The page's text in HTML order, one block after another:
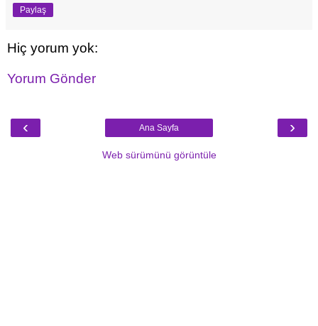
Paylaş
Hiç yorum yok:
Yorum Gönder
‹ ›
Ana Sayfa
Web sürümünü görüntüle